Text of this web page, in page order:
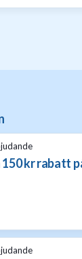
150 kr rabatt